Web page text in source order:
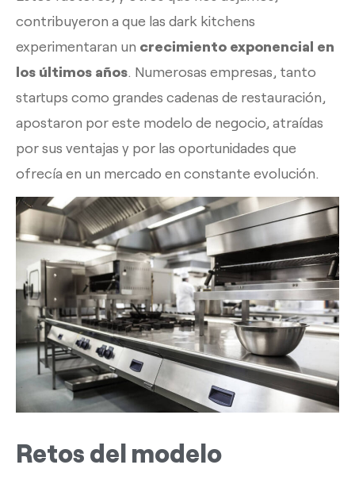
contribuyeron a que las dark kitchens
experimentaran un crecimiento exponencial en
los últimos años. Numerosas empresas, tanto
startups como grandes cadenas de restauración,
apostaron por este modelo de negocio, atraídas
por sus ventajas y por las oportunidades que
ofrecía en un mercado en constante evolución.
Retos del modelo